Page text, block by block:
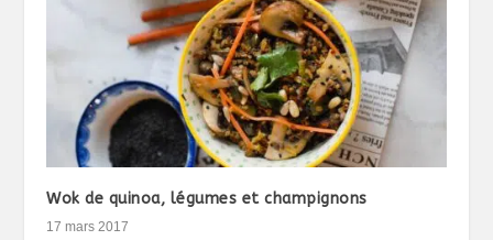
Wok de quinoa, légumes et champignons
17 mars 2017